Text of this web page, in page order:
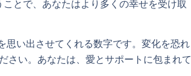
とで、あなたはより多くの幸せを受け取
思い出させてくれる数字です。変化を恐れ
さい。あなたは、愛とサポートに包まれて